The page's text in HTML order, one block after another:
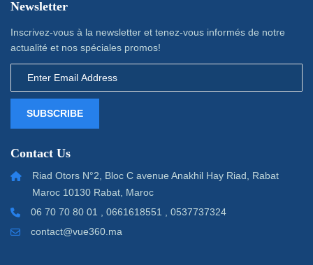
Newsletter
Inscrivez-vous à la newsletter et tenez-vous informés de notre
actualité et nos spéciales promos!
SUBSCRIBE
Contact Us
Riad Otors N°2, Bloc C avenue Anakhil Hay Riad, Rabat
Maroc 10130 Rabat, Maroc
06 70 70 80 01 , 0661618551 , 0537737324
contact@vue360.ma